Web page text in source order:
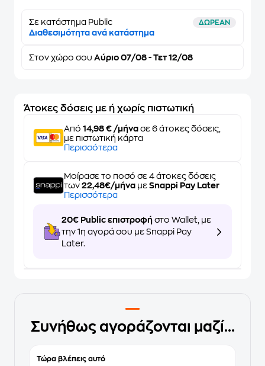
Σε κατάστημα Public ΔΩΡΕΑΝ
Διαθεσιμότητα ανά κατάστημα
Στον χώρο σου Αύριο 07/08 - Τετ 12/08
Άτοκες δόσεις με ή χωρίς πιστωτική
Από 14,98 € /μήνα σε 6 άτοκες δόσεις,
με πιστωτική κάρτα
Περισσότερα
Μοίρασε το ποσό σε 4 άτοκες δόσεις
των 22,48€/μήνα με Snappi Pay Later
Περισσότερα
20€ Public επιστροφή στο Wallet, με
την 1η αγορά σου με Snappi Pay
Later.
Συνήθως αγοράζονται μαζί...
Τώρα βλέπεις αυτό